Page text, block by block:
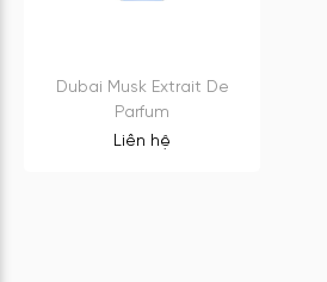
Dubai Musk Extrait De
Parfum
Liên hệ